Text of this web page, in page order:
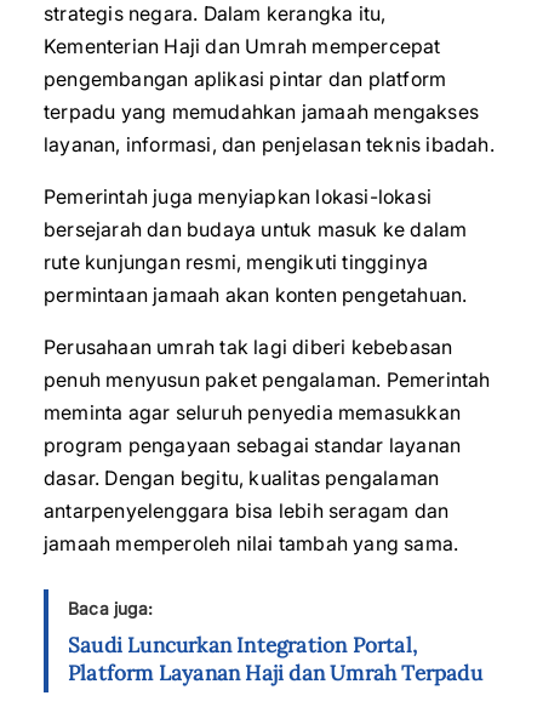
strategis negara. Dalam kerangka itu,
Kementerian Haji dan Umrah mempercepat
pengembangan aplikasi pintar dan platform
terpadu yang memudahkan jamaah mengakses
layanan, informasi, dan penjelasan teknis ibadah.
Pemerintah juga menyiapkan lokasi-lokasi
bersejarah dan budaya untuk masuk ke dalam
rute kunjungan resmi, mengikuti tingginya
permintaan jamaah akan konten pengetahuan.
Perusahaan umrah tak lagi diberi kebebasan
penuh menyusun paket pengalaman. Pemerintah
meminta agar seluruh penyedia memasukkan
program pengayaan sebagai standar layanan
dasar. Dengan begitu, kualitas pengalaman
antarpenyelenggara bisa lebih seragam dan
jamaah memperoleh nilai tambah yang sama.
Baca juga:
Saudi Luncurkan Integration Portal,
Platform Layanan Haji dan Umrah Terpadu